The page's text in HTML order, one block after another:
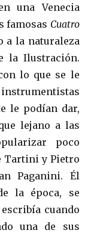
una Venecia
famosas Cuatro
a la naturaleza
la Ilustración.
lo que se le
instrumentistas
le podían dar,
lejano a las
poco
Tartini y Pietro
Paganini. Él
la época, se
cuando
una de sus